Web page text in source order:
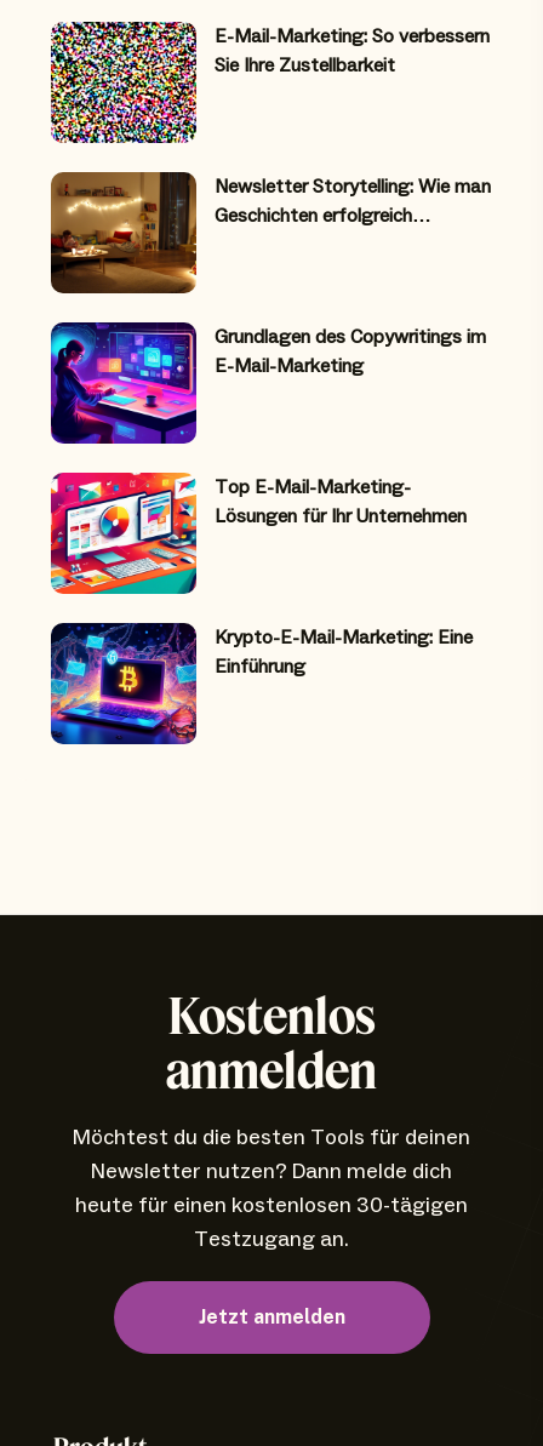
E-Mail-Marketing: So verbessern
Sie Ihre Zustellbarkeit
Newsletter Storytelling: Wie man
Geschichten erfolgreich…
Grundlagen des Copywritings im
E-Mail-Marketing
Top E-Mail-Marketing-
Lösungen für Ihr Unternehmen
Krypto-E-Mail-Marketing: Eine
Einführung
Kostenlos
anmelden
Möchtest du die besten Tools für deinen
Newsletter nutzen? Dann melde dich
heute für einen kostenlosen 30-tägigen
Testzugang an.
Jetzt anmelden